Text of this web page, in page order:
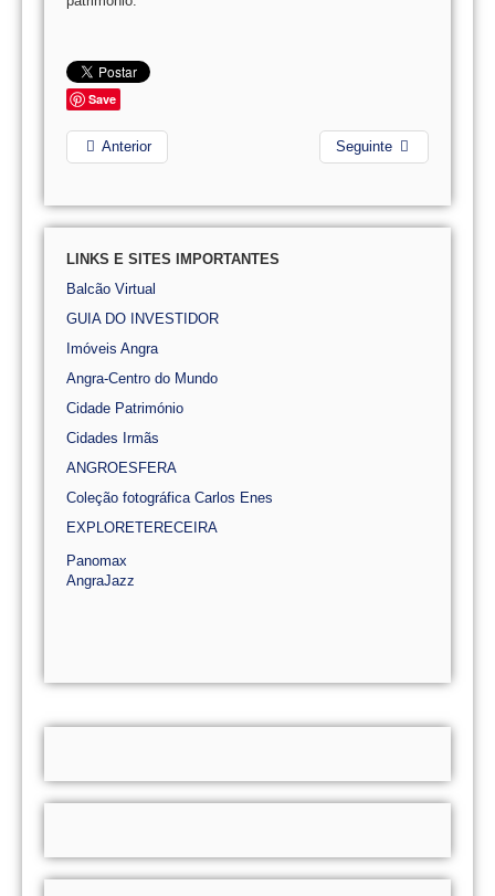
Save
Anterior Seguinte
LINKS E SITES IMPORTANTES
Balcão Virtual
GUIA DO INVESTIDOR
Imóveis Angra
Angra-Centro do Mundo
Cidade Património
Cidades Irmãs
ANGROESFERA
Coleção fotográfica Carlos Enes
EXPLORETERECEIRA
Panomax
AngraJazz